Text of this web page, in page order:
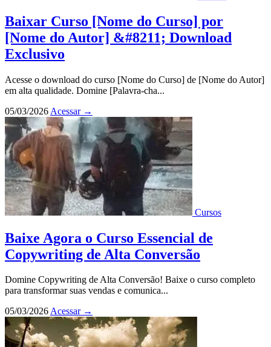
Baixar Curso [Nome do Curso] por
[Nome do Autor] &#8211; Download
Exclusivo
Acesse o download do curso [Nome do Curso] de [Nome do Autor]
em alta qualidade. Domine [Palavra-cha...
05/03/2026 Acessar →
Cursos
Baixe Agora o Curso Essencial de
Copywriting de Alta Conversão
Domine Copywriting de Alta Conversão! Baixe o curso completo
para transformar suas vendas e comunica...
05/03/2026Acessar →